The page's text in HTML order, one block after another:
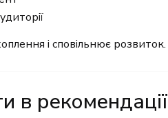
і сповільнює розвиток.
в рекомендації